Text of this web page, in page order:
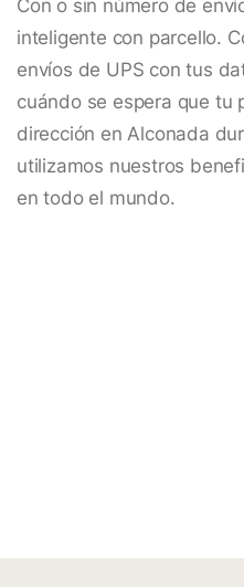
Con o sin número de
inteligente con parcello.
envíos de UPS con tus
cuándo se espera que tu
dirección en Alconada
utilizamos nuestros
en todo el mundo.